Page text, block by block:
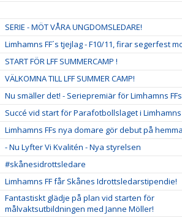
SERIE - MÖT VÅRA UNGDOMSLEDARE!
Limhamns FF´s tjejlag - F10/11, firar segerfest
START FÖR LFF SUMMERCAMP !
VÄLKOMNA TILL LFF SUMMER CAMP!
Nu smäller det! - Seriepremiär för Limhamns
Succé vid start för Parafotbollslaget i Limhamns
Limhamns FFs nya domare gör debut på
- Nu Lyfter Vi Kvalitén - Nya styrelsen
#skånesidrottsledare
Limhamns FF får Skånes Idrottsledarstipendie!
Fantastiskt glädje på plan vid starten för
målvaktsutbildningen med Janne Möller!